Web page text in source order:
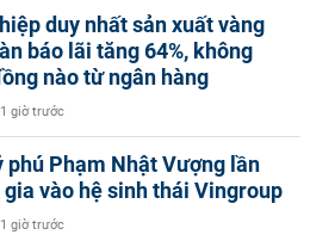
duy nhất sản xuất vàng
báo lãi tăng 64%, không
nào từ ngân hàng
1 giờ trước
phú Phạm Nhật Vượng lần
vào hệ sinh thái Vingroup
1 giờ trước